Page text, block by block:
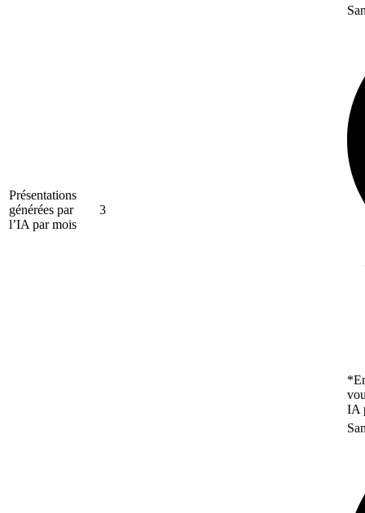
Présentations
générées par
l’IA par mois
3
IA